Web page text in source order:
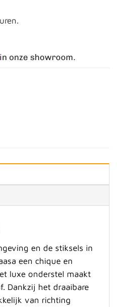
in onze showroom.
en de stiksels in
een chique en
luxe onderstel maakt
Dankzij het draaibare
van richting